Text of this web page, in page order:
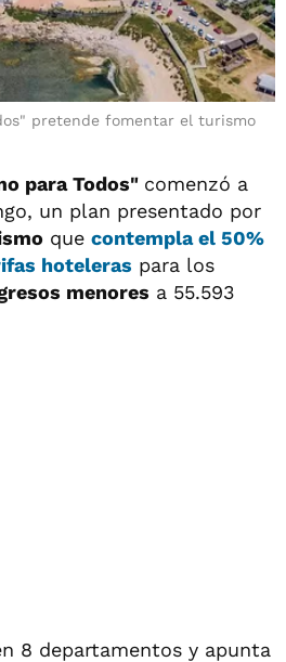
pretende fomentar el turismo
para Todos" comenzó a
un plan presentado por
que contempla el 50%
hoteleras para los
menores a 55.593
8 departamentos y apunta